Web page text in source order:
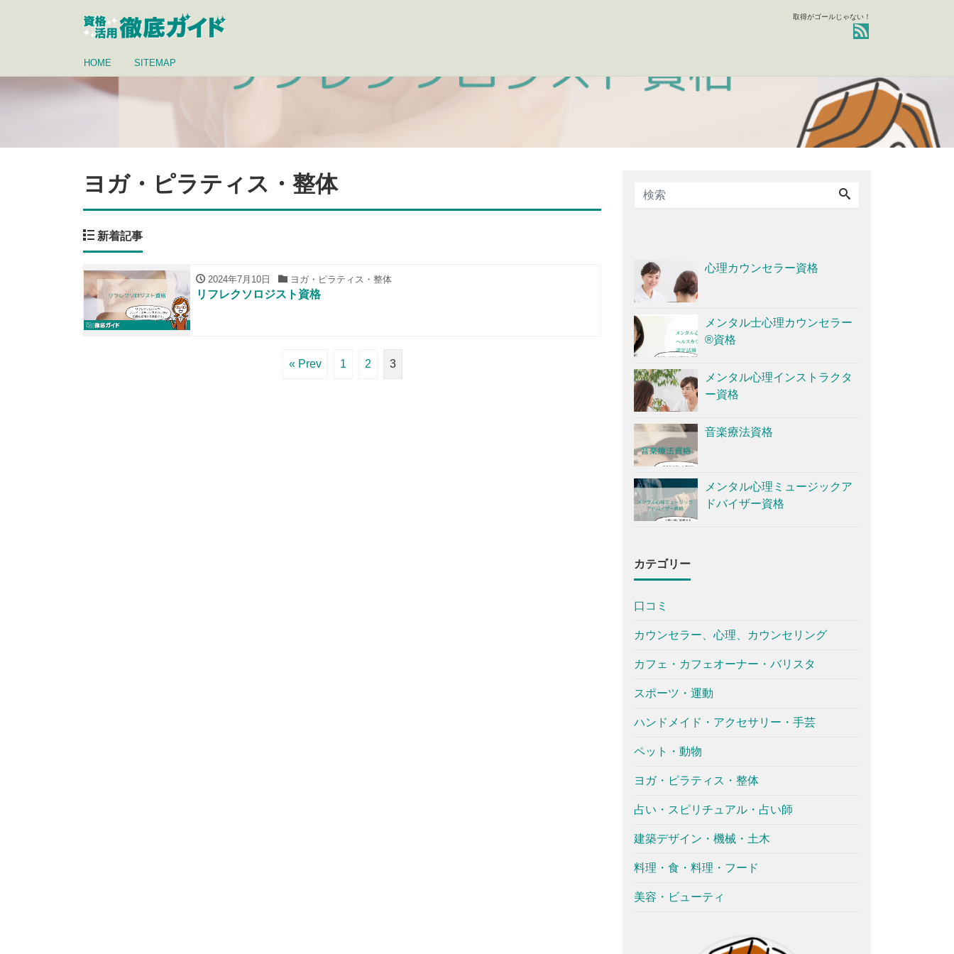
取得がゴールじゃない！
HOME SITEMAP
ヨガ・ピラティス・整体
新着記事
2024年7月10日 ヨガ・ピラティス・整体
リフレクソロジスト資格
« Prev 1 2 3
心理カウンセラー資格
メンタル士心理カウンセラー
®資格
メンタル心理インストラクタ
ー資格
音楽療法資格
メンタル心理ミュージックア
ドバイザー資格
カテゴリー
口コミ
カウンセラー、心理、カウンセリング
カフェ・カフェオーナー・バリスタ
スポーツ・運動
ハンドメイド・アクセサリー・手芸
ペット・動物
ヨガ・ピラティス・整体
占い・スピリチュアル・占い師
建築デザイン・機械・土木
料理・食・料理・フード
美容・ビューティ